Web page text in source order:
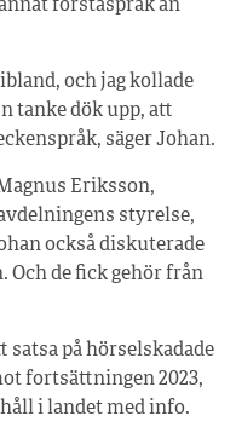
förstaspråk än
och jag kollade
tanke dök upp, att
säger Johan.
Eri­ksson,
styrelse,
också diskuterade
Och de fick gehör från
satsa på hörselskadade
fortsättningen 2023,
i landet med info.